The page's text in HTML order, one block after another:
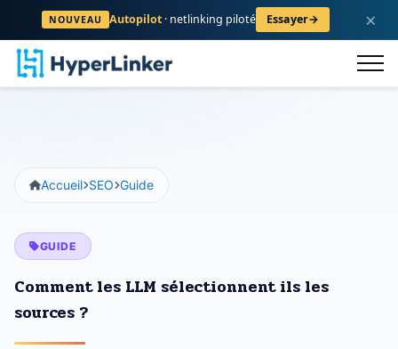
NOUVEAU Autopilot · netlinking piloté Essayer→ ×
Accueil SEO Guide
GUIDE
Comment les LLM sélectionnent ils les
sources ?